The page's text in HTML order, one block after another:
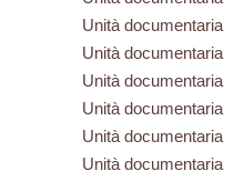
Unità documentaria
Unità documentaria
Unità documentaria
Unità documentaria
Unità documentaria
Unità documentaria